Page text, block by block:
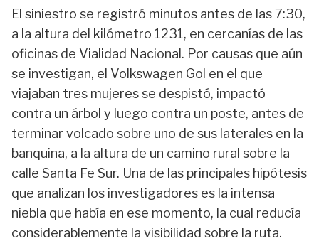
El siniestro se registró minutos antes de las 7:30,
a la altura del kilómetro 1231, en cercanías de las
oficinas de Vialidad Nacional. Por causas que aún
se investigan, el Volkswagen Gol en el que
viajaban tres mujeres se despistó, impactó
contra un árbol y luego contra un poste, antes de
terminar volcado sobre uno de sus laterales en la
banquina, a la altura de un camino rural sobre la
calle Santa Fe Sur. Una de las principales hipótesis
que analizan los investigadores es la intensa
niebla que había en ese momento, la cual reducía
considerablemente la visibilidad sobre la ruta.